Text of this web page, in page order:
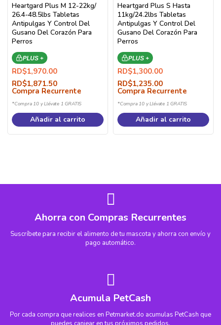
Heartgard Plus M 12-22kg/
26.4-48.5lbs Tabletas
Antipulgas Y Control Del
Gusano Del Corazón Para
Perros
PLUS +
RD$1,970.00
RD$1,871.50
Compra Recurrente
*Compra 10 y Llévate 1 GRATIS
Añadir al carrito
Heartgard Plus S Hasta
11kg/24.2lbs Tabletas
Antipulgas Y Control Del
Gusano Del Corazón Para
Perros
PLUS +
RD$1,300.00
RD$1,235.00
Compra Recurrente
*Compra 10 y Llévate 1 GRATIS
Añadir al carrito
Ahorra con Compras Recurrentes
Suscríbete para recibir el alimento de tu mascota y ahorra con envío y
pago automático.
Acumula PetCash
Por cada compra que realices en Petmarket.do acumulas PetCash que